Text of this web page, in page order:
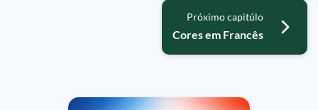
Próximo capitúlo
Cores em Francês